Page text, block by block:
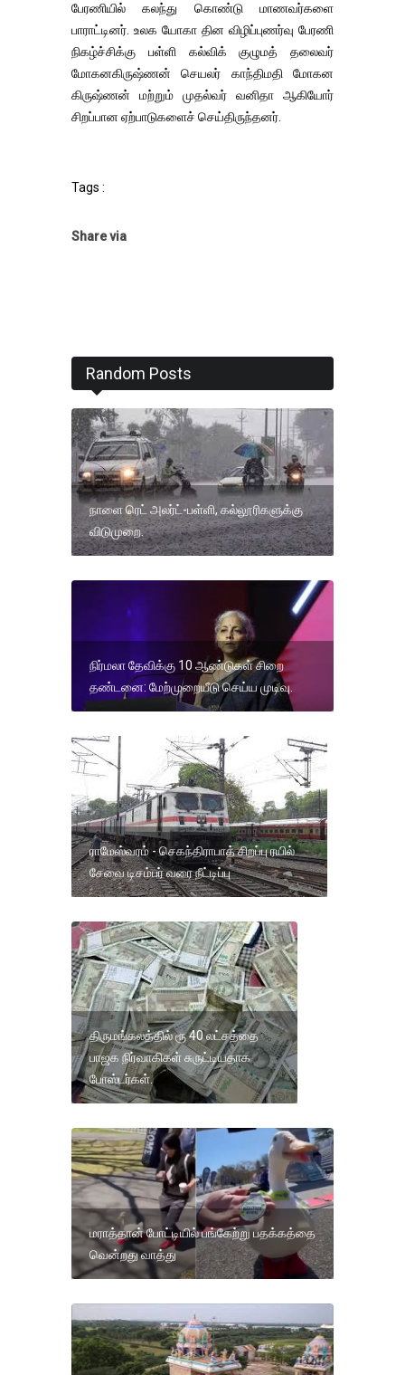
பேரணியில் கலந்து கொண்டு மாணவர்களை
பாராட்டினர். உலக யோகா தின விழிப்புணர்வு பேரணி
நிகழ்ச்சிக்கு பள்ளி கல்விக் குழுமத் தலைவர்
மோகனகிருஷ்ணன் செயலர் காந்திமதி மோகன
கிருஷ்ணன் மற்றும் முதல்வர் வனிதா ஆகியோர்
சிறப்பான ஏற்பாடுகளைச் செய்திருந்தனர்.
Tags :
Share via
Random Posts
நாளை ரெட் அலர்ட்-பள்ளி, கல்லூரிகளுக்கு
விடுமுறை.
நிர்மலா தேவிக்கு 10 ஆண்டுகள் சிறை
தண்டனை: மேற்முறையீடு செய்ய முடிவு.
ராமேஸ்வரம் - செகந்திராபாத் சிறப்பு ரயில்
சேவை டிசம்பர் வரை நீட்டிப்பு
திருமங்கலத்தில் ரூ 40 லட்சத்தை
பாஜக நிர்வாகிகள் சுருட்டியதாக
போஸ்டர்கள்.
மராத்தான் போட்டியில் பங்கேற்று பதக்கத்தை
வென்றது வாத்து